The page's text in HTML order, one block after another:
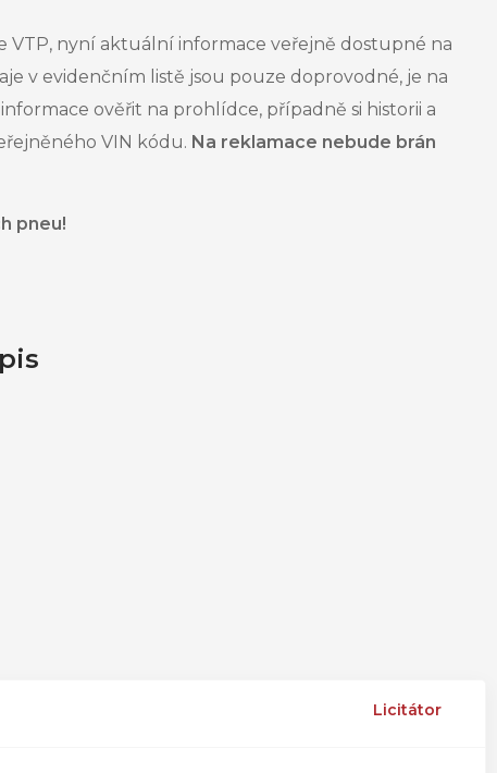
nyní aktuální informace veřejně dostupné na
v evidenčním listě jsou pouze doprovodné, je na
ověřit na prohlídce, případně si historii a
VIN kódu. Na reklamace nebude brán
pneu!
Licitátor